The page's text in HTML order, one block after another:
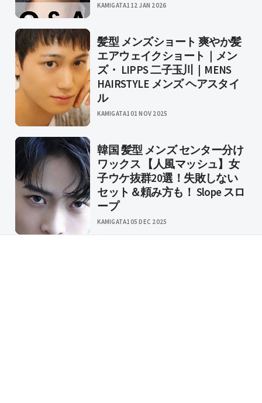
KAMIGATA1 12 JAN 2026
髪型 メンズショート 爽やか髪
エアウェイクショート｜メン
ズ・ LIPPS 二子玉川｜MENS
HAIRSTYLE メンズ ヘアスタイ
ル
KAMIGATA101 NOV 2025
韓国 髪型 メンズ センター分け
ワックス 【人風マッシュ】女
子ウケ抜群20選！失敗しない
セット＆頼み方も！ Slope スロ
ープ
KAMIGATA105 DEC 2025